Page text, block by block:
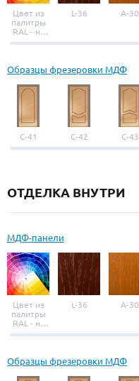
Цвет из
палитры
RAL - на
выбор
L-36 A-30
Образцы фрезеровки МДФ
С-41 С-42 С-43
ОТДЕЛКА ВНУТРИ
МДФ-панели
Цвет из
палитры
RAL - на
выбор
L-36 A-30
Образцы фрезеровки МДФ